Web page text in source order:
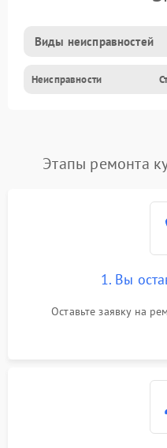
Виды неисправностей
Неисправности
Этапы ремонта
1. Вы
Оставьте заявку на